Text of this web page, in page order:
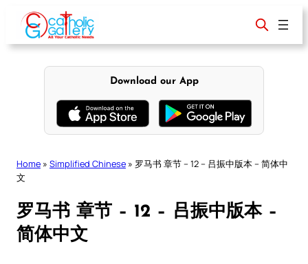
content
Download our App
Home » Simplified Chinese » 罗马书 章节 – 12 – 吕振中版本 – 简体中
文
罗马书 章节 – 12 – 吕振中版本 –
简体中文